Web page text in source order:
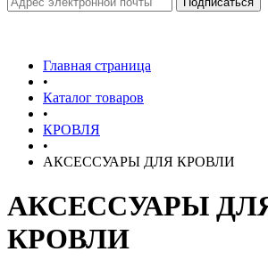
Главная страница
•
Каталог товаров
•
КРОВЛЯ
•
АКСЕССУАРЫ ДЛЯ КРОВЛИ
АКСЕССУАРЫ
КРОВЛИ